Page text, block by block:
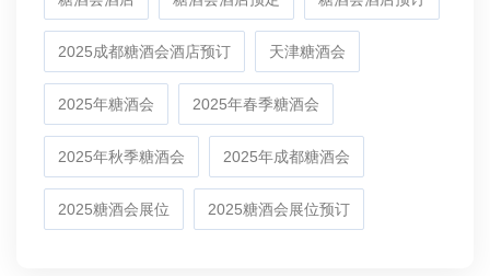
2025成都糖酒会酒店预订 天津糖酒会
2025年糖酒会 2025年春季糖酒会
2025年秋季糖酒会 2025年成都糖酒会
2025糖酒会展位 2025糖酒会展位预订